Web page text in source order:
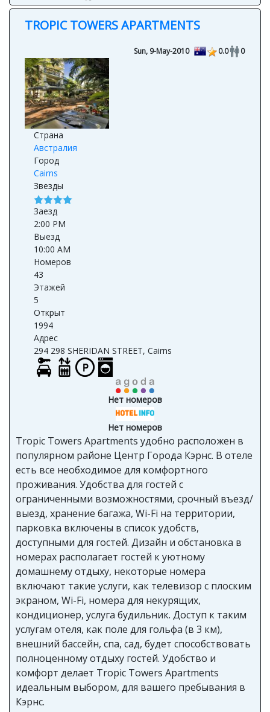
TROPIC TOWERS APARTMENTS
Sun, 9-May-2010 0.0 0
Страна
Австралия
Город
Cairns
Звезды
Заезд
2:00 PM
Выезд
10:00 AM
Номеров
43
Этажей
5
Открыт
1994
Адрес
294 298 SHERIDAN STREET, Cairns
Нет номеров
Нет номеров
Tropic Towers Apartments удобно расположен в
популярном районе Центр Города Кэрнс. В отеле
есть все необходимое для комфортного
проживания. Удобства для гостей с
ограниченными возможностями, срочный въезд/
выезд, хранение багажа, Wi-Fi на территории,
парковка включены в список удобств,
доступными для гостей. Дизайн и обстановка в
номерах располагает гостей к уютному
домашнему отдыху, некоторые номера
включают такие услуги, как телевизор с плоским
экраном, Wi-Fi, номера для некурящих,
кондиционер, услуга будильник. Доступ к таким
услугам отеля, как поле для гольфа (в 3 км),
внешний бассейн, спа, сад, будет способствовать
полноценному отдыху гостей. Удобство и
комфорт делает Tropic Towers Apartments
идеальным выбором, для вашего пребывания в
Кэрнс.